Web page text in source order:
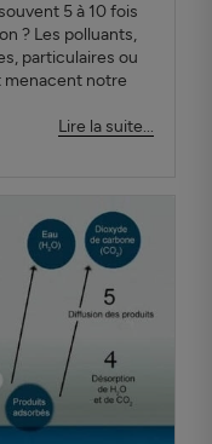
5 à 10 fois
? Les polluants,
particulaires ou
menacent notre
Lire la suite...